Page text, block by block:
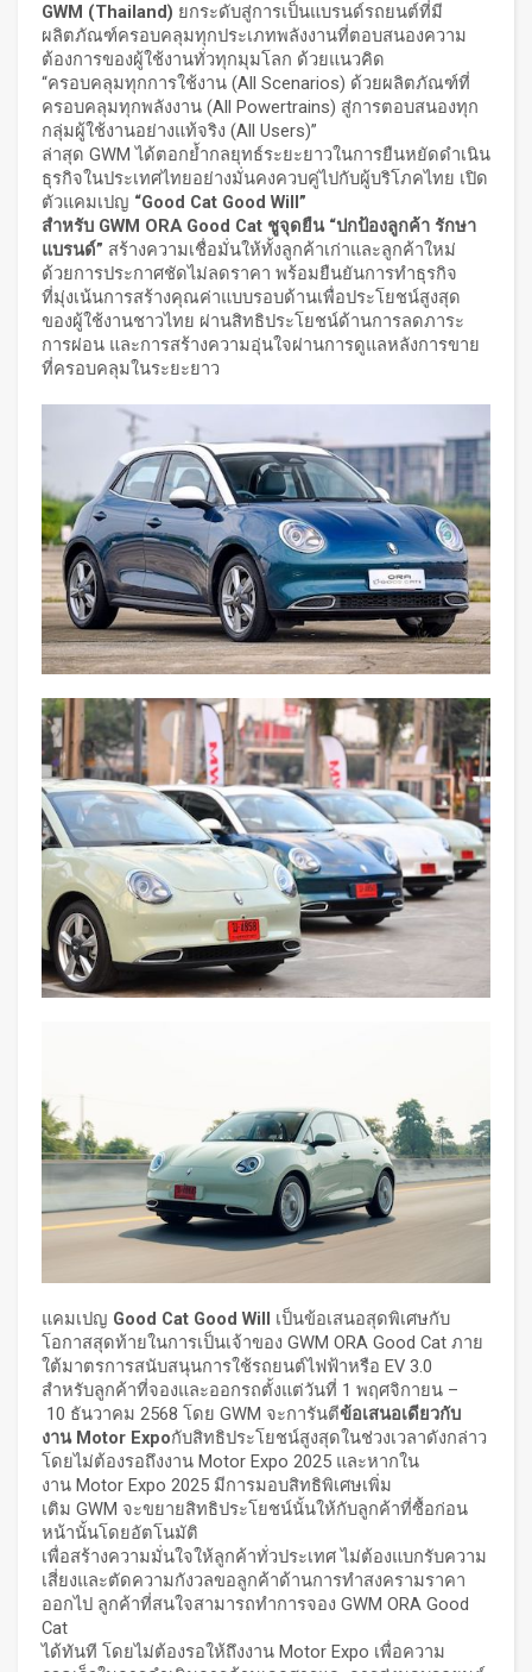
GWM (Thailand) ยกระดับสู่การเป็นแบรนด์รถยนต์ที่มี
ผลิตภัณฑ์ครอบคลุมทุกประเภทพลังงานที่ตอบสนองความ
ต้องการของผู้ใช้งานทั่วทุกมุมโลก ด้วยแนวคิด
“ครอบคลุมทุกการใช้งาน (All Scenarios) ด้วยผลิตภัณฑ์ที่
ครอบคลุมทุกพลังงาน (All Powertrains) สู่การตอบสนองทุก
กลุ่มผู้ใช้งานอย่างแท้จริง (All Users)”
ล่าสุด GWM ได้ตอกย้ำกลยุทธ์ระยะยาวในการยืนหยัดดำเนิน
ธุรกิจในประเทศไทยอย่างมั่นคงควบคู่ไปกับผู้บริโภคไทย เปิด
ตัวแคมเปญ “Good Cat Good Will”
สำหรับ GWM ORA Good Cat ชูจุดยืน “ปกป้องลูกค้า รักษา
แบรนด์” สร้างความเชื่อมั่นให้ทั้งลูกค้าเก่าและลูกค้าใหม่
ด้วยการประกาศชัดไม่ลดราคา พร้อมยืนยันการทำธุรกิจ
ที่มุ่งเน้นการสร้างคุณค่าแบบรอบด้านเพื่อประโยชน์สูงสุด
ของผู้ใช้งานชาวไทย ผ่านสิทธิประโยชน์ด้านการลดภาระ
การผ่อน และการสร้างความอุ่นใจผ่านการดูแลหลังการขาย
ที่ครอบคลุมในระยะยาว
แคมเปญ Good Cat Good Will เป็นข้อเสนอสุดพิเศษกับ
โอกาสสุดท้ายในการเป็นเจ้าของ GWM ORA Good Cat ภาย
ใต้มาตรการสนับสนุนการใช้รถยนต์ไฟฟ้าหรือ EV 3.0
สำหรับลูกค้าที่จองและออกรถตั้งแต่วันที่ 1 พฤศจิกายน –
10 ธันวาคม 2568 โดย GWM จะการันตีข้อเสนอเดียวกับ
งาน Motor Expoกับสิทธิประโยชน์สูงสุดในช่วงเวลาดังกล่าว
โดยไม่ต้องรอถึงงาน Motor Expo 2025 และหากใน
งาน Motor Expo 2025 มีการมอบสิทธิพิเศษเพิ่ม
เติม GWM จะขยายสิทธิประโยชน์นั้นให้กับลูกค้าที่ซื้อก่อน
หน้านั้นโดยอัตโนมัติ
เพื่อสร้างความมั่นใจให้ลูกค้าทั่วประเทศ ไม่ต้องแบกรับความ
เสี่ยงและตัดความกังวลขอลูกค้าด้านการทำสงครามราคา
ออกไป ลูกค้าที่สนใจสามารถทำการจอง GWM ORA Good
Cat
ได้ทันที โดยไม่ต้องรอให้ถึงงาน Motor Expo เพื่อความ